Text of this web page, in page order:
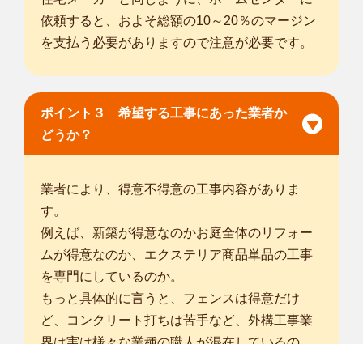
依頼すると、およそ総額の10～20％のマージン
を支払う必要がありますので注意が必要です。
ポイント３ 希望する工事にあった業者か
どうか？
業者により、得意不得意の工事内容がありま
す。
例えば、新築が得意なのかお庭全体のリフォー
ムが得意なのか、エクステリア商品単品の工事
を専門にしているのか。
もっと具体的に言うと、フェンスは得意だけ
ど、コンクリート打ちは苦手など、外構工事業